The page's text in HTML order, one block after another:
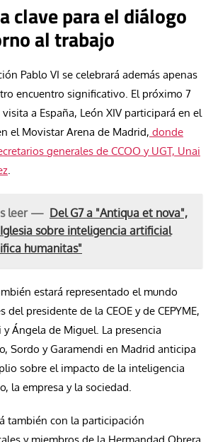
clave para el diálogo
al trabajo
Pablo VI se celebrará además apenas
encuentro significativo. El próximo 7
a España, León XIV participará en el
el Movistar Arena de Madrid, donde
generales de CCOO y UGT, Unai
.
leer — Del G7 a "Antiqua et nova",
sobre inteligencia artificial
humanitas"
estará representado el mundo
del presidente de la CEOE y de CEPYME,
Ángela de Miguel. La presencia
Sordo y Garamendi en Madrid anticipa
sobre el impacto de la inteligencia
la empresa y la sociedad.
también con la participación